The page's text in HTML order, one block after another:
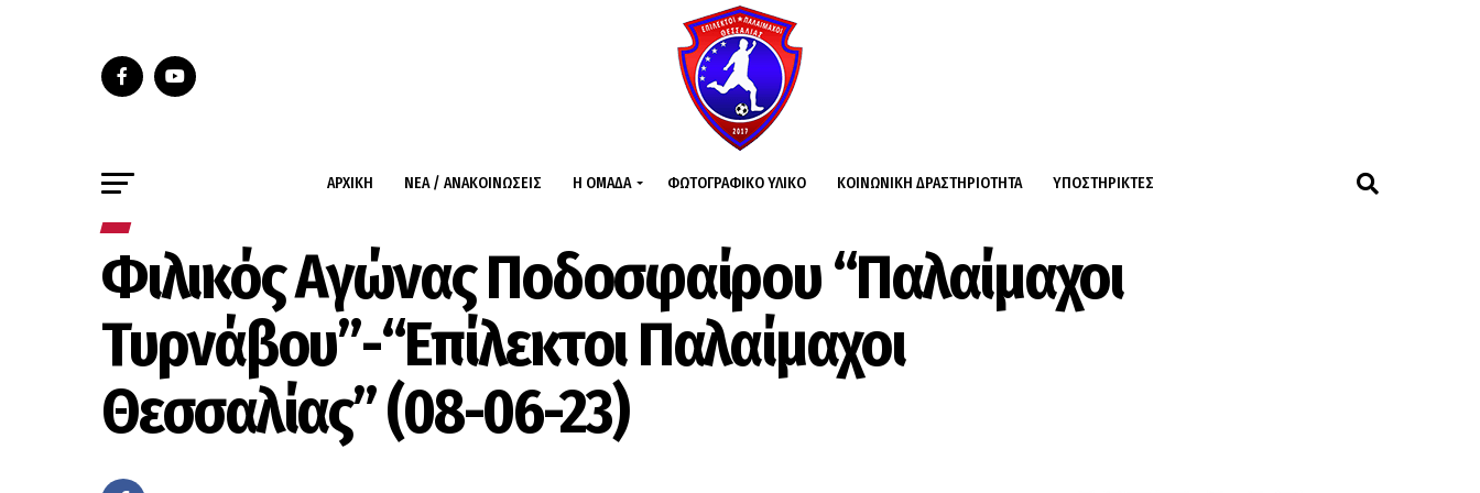
ΑΡΧΙΚΉ ΝΈΑ / ΑΝΑΚΟΙΝΏΣΕΙΣ Η ΟΜΆΔΑ ΦΩΤΟΓΡΑΦΙΚΌ ΥΛΙΚΌ ΚΟΙΝΩΝΙΚΉ ΔΡΑΣΤΗΡΙΌΤΗΤΑ ΥΠΟΣΤΗΡΙΚΤΈΣ
Φιλικός Αγώνας Ποδοσφαίρου “Παλαίμαχοι
Τυρνάβου”-“Επίλεκτοι Παλαίμαχοι
Θεσσαλίας” (08-06-23)